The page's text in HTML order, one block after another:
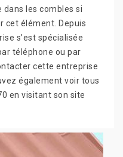
les combles si
cet élément. Depuis
s’est spécialisée
téléphone ou par
cette entreprise
également voir tous
en visitant son site